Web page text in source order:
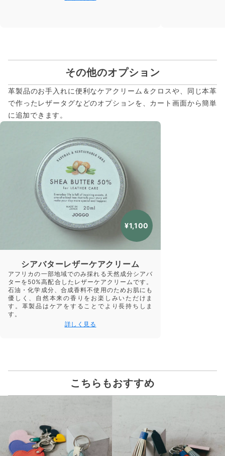
その他のオプション
革製品のお手入れに便利なケアクリーム＆クロスや、同じ本革
で作ったレザータグなどのオプションを、カート画面から簡単
に追加できます。
¥1,100
シアバターレザーケアクリーム
アフリカの一部地域でのみ採れる天然成分シアバ
ターを50%高配合したレザーケアクリームです。
石油・化学成分、合成香料不使用のためお肌にも
優しく、自然本来の香りをお楽しみいただけま
す。革製品はケアをすることでより長持ちしま
す。
詳しく見る
こちらもおすすめ